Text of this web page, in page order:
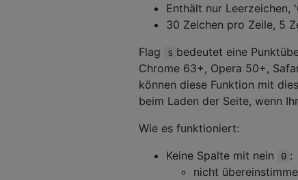
Enthält nur Leerzeichen,
30 Zeichen pro Zeile, 5
Flag
s bedeutet eine
Chrome 63+, Opera 50+,
können diese Funktion mit
beim Laden der Seite, wenn
Wie es funktioniert:
Keine Spalte mit nein
0 :
nicht